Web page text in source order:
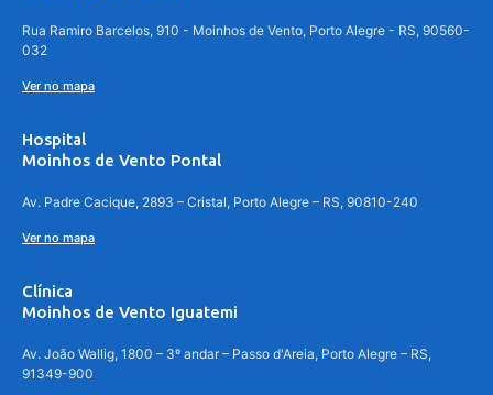
Rua Ramiro Barcelos, 910 - Moinhos de Vento, Porto Alegre - RS, 90560-
032
Ver no mapa
Hospital
Moinhos de Vento Pontal
Av. Padre Cacique, 2893 – Cristal, Porto Alegre – RS, 90810-240
Ver no mapa
Clínica
Moinhos de Vento Iguatemi
Av. João Wallig, 1800 – 3º andar – Passo d'Areia, Porto Alegre – RS,
91349-900